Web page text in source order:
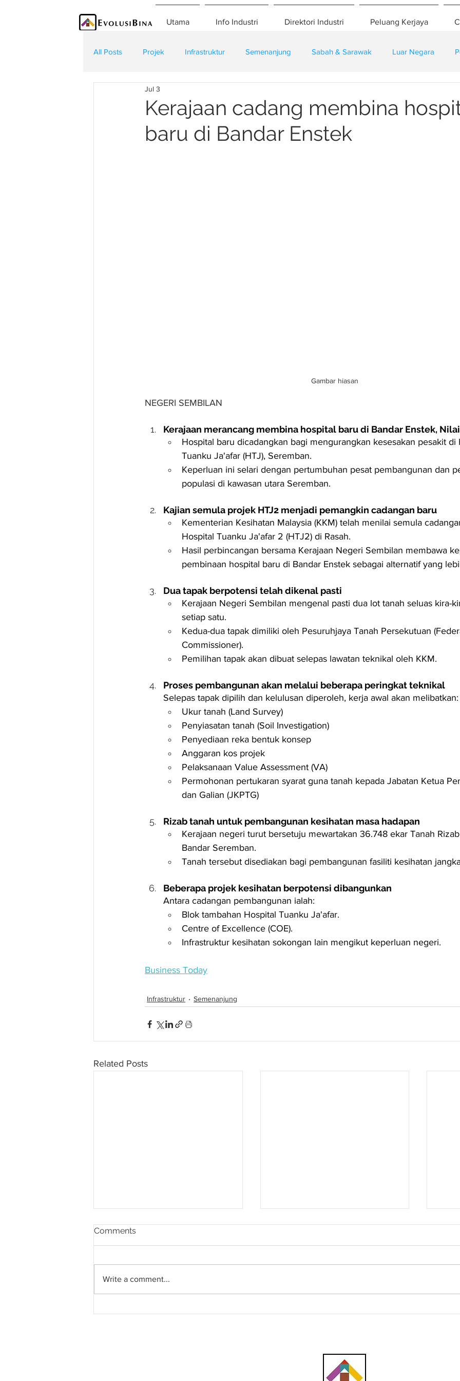
Utama Info Industri Direktori Industri Peluang Kerjaya
All Posts Projek Infrastruktur Semenanjung Sabah & Sarawak Luar Negara
Teknologi
Kerajaan cadang membina
baru di Bandar Enstek
Jul 3
Gambar hiasan
NEGERI SEMBILAN
Kerajaan merancang membina hospital baru di Bandar Enstek, Nilai
Hospital baru dicadangkan bagi mengurangkan kesesakan pesakit di
Tuanku Ja'afar (HTJ), Seremban.
Keperluan ini selari dengan pertumbuhan pesat pembangunan dan
populasi di kawasan utara Seremban.
Kajian semula projek HTJ2 menjadi pemangkin cadangan baru
Kementerian Kesihatan Malaysia (KKM) telah menilai semula
Hospital Tuanku Ja'afar 2 (HTJ2) di Rasah.
Hasil perbincangan bersama Kerajaan Negeri Sembilan membawa
pembinaan hospital baru di Bandar Enstek sebagai alternatif yang
Dua tapak berpotensi telah dikenal pasti
Kerajaan Negeri Sembilan mengenal pasti dua lot tanah seluas kira-
setiap satu.
Kedua-dua tapak dimiliki oleh Pesuruhjaya Tanah Persekutuan
Commissioner).
Pemilihan tapak akan dibuat selepas lawatan teknikal oleh KKM.
Proses pembangunan akan melalui beberapa peringkat teknikal
Selepas tapak dipilih dan kelulusan diperoleh, kerja awal akan melibatkan:
Ukur tanah (Land Survey)
Penyiasatan tanah (Soil Investigation)
Penyediaan reka bentuk konsep
Anggaran kos projek
Pelaksanaan Value Assessment (VA)
Permohonan pertukaran syarat guna tanah kepada Jabatan Ketua
dan Galian (JKPTG)
Rizab tanah untuk pembangunan kesihatan masa hadapan
Kerajaan negeri turut bersetuju mewartakan 36.748 ekar Tanah
Bandar Seremban.
Tanah tersebut disediakan bagi pembangunan fasiliti kesihatan
Beberapa projek kesihatan berpotensi dibangunkan
Antara cadangan pembangunan ialah:
Blok tambahan Hospital Tuanku Ja'afar.
Centre of Excellence (COE).
Infrastruktur kesihatan sokongan lain mengikut keperluan negeri.
Business Today
Infrastruktur Semenanjung
Related Posts
semula, masalah kelewatan
berpunca daripada
kontraktor terdahulu yang
Comments
Write a comment...